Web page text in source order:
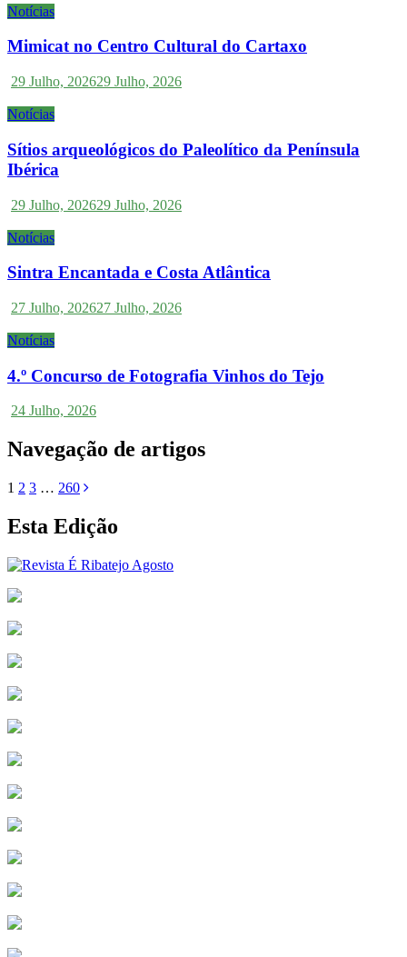
Notícias
Mimicat no Centro Cultural do Cartaxo
29 Julho, 202629 Julho, 2026
Notícias
Sítios arqueológicos do Paleolítico da Península
Ibérica
29 Julho, 202629 Julho, 2026
Notícias
Sintra Encantada e Costa Atlântica
27 Julho, 202627 Julho, 2026
Notícias
4.º Concurso de Fotografia Vinhos do Tejo
24 Julho, 2026
Navegação de artigos
1 2 3 … 260
Esta Edição